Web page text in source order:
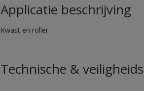
Applicatie beschrijving
Kwast en roller
Technische &